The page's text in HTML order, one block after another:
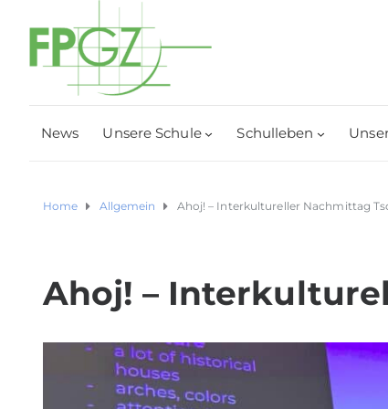
News Unsere Schule Schulleben
Home Allgemein Ahoj! – Interkultureller Nachmittag
Ahoj! –